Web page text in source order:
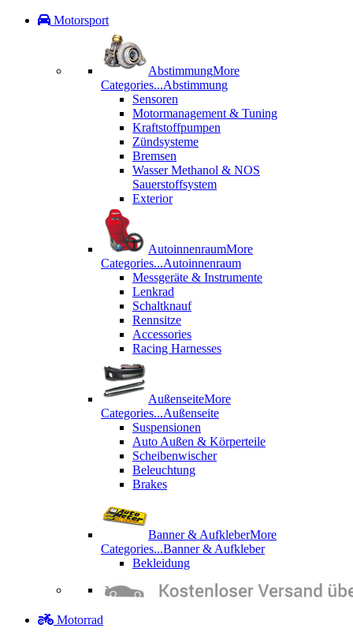
Motorsport
AbstimmungMore
Categories...Abstimmung
Sensoren
Motormanagement & Tuning
Kraftstoffpumpen
Zündsysteme
Bremsen
Wasser Methanol & NOS
Sauerstoffsystem
Exterior
AutoinnenraumMore
Categories...Autoinnenraum
Messgeräte & Instrumente
Lenkrad
Schaltknauf
Rennsitze
Accessories
Racing Harnesses
AußenseiteMore
Categories...Außenseite
Suspensionen
Auto Außen & Körperteile
Scheibenwischer
Beleuchtung
Brakes
Banner & AufkleberMore
Categories...Banner & Aufkleber
Bekleidung
Motorrad